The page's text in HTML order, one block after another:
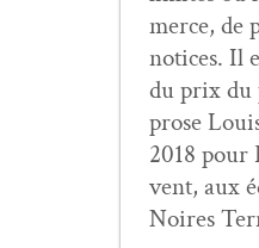
merce, de
notices. Il
du prix du
prose
2018 pour
vent, aux
Noires